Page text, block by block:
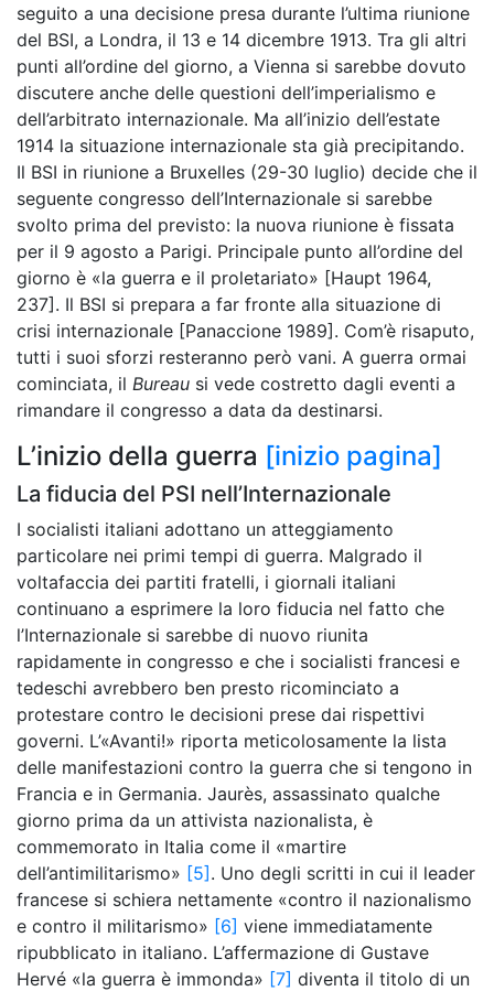
seguito a una decisione presa durante l’ultima riunione
del BSI, a Londra, il 13 e 14 dicembre 1913. Tra gli altri
punti all’ordine del giorno, a Vienna si sarebbe dovuto
discutere anche delle questioni dell’imperialismo e
dell’arbitrato internazionale. Ma all’inizio dell’estate
1914 la situazione internazionale sta già precipitando.
Il BSI in riunione a Bruxelles (29-30 luglio) decide che il
seguente congresso dell’Internazionale si sarebbe
svolto prima del previsto: la nuova riunione è fissata
per il 9 agosto a Parigi. Principale punto all’ordine del
giorno è «la guerra e il proletariato» [Haupt 1964,
237]. Il BSI si prepara a far fronte alla situazione di
crisi internazionale [Panaccione 1989]. Com’è risaputo,
tutti i suoi sforzi resteranno però vani. A guerra ormai
cominciata, il Bureau si vede costretto dagli eventi a
rimandare il congresso a data da destinarsi.
L’inizio della guerra [inizio pagina]
La fiducia del PSI nell’Internazionale
I socialisti italiani adottano un atteggiamento
particolare nei primi tempi di guerra. Malgrado il
voltafaccia dei partiti fratelli, i giornali italiani
continuano a esprimere la loro fiducia nel fatto che
l’Internazionale si sarebbe di nuovo riunita
rapidamente in congresso e che i socialisti francesi e
tedeschi avrebbero ben presto ricominciato a
protestare contro le decisioni prese dai rispettivi
governi. L’«Avanti!» riporta meticolosamente la lista
delle manifestazioni contro la guerra che si tengono in
Francia e in Germania. Jaurès, assassinato qualche
giorno prima da un attivista nazionalista, è
commemorato in Italia come il «martire
dell’antimilitarismo» [5]. Uno degli scritti in cui il leader
francese si schiera nettamente «contro il nazionalismo
e contro il militarismo» [6] viene immediatamente
ripubblicato in italiano. L’affermazione di Gustave
Hervé «la guerra è immonda» [7] diventa il titolo di un